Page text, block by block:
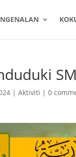
|Aktiviti |0